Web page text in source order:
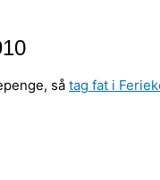
så tag fat i